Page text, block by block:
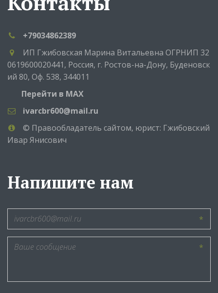
+79034862389
ИП Гжибовская Марина Витальевна ОГРНИП 32
0619600020441, Россия, г. Ростов-на-Дону, Буденовск
ий 80, Оф. 538, 344011
Перейти в MAX
ivarcbr600@mail.ru
© Правообладатель сайтом, юрист: Гжибовский
Ивар Янисович
Напишите нам
*
*